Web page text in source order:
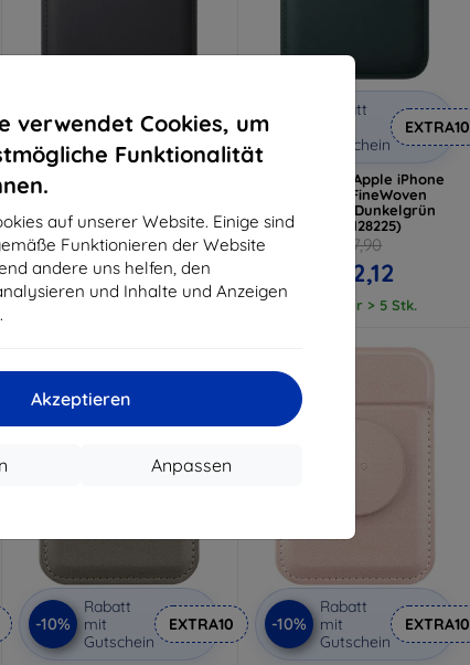
verwendet Cookies, um
Funktionalität
auf unserer Website. Einige sind
Funktionieren der Website
andere uns helfen, den
und Inhalte und Anzeigen
Akzeptieren
Anpassen
-10%
mit
Gutschein
EXTRA10
MA6W4ZM/A Apple iPhone
beschädigte Verpackung
(57983132460)
€ 56,90
€ 51,22
Auf Lager > 5 Stk.
Rabatt
Gutschein
EXTRA10
MA6Y4ZM/A Apple iPhone
MagSafe FineWoven
Geldbörse, Dunkelgrün
(57983128225)
€ 57,90
€ 52,12
Auf Lager > 5 Stk.
-10%
-10%
Rabatt
mit
Gutschein
EXTRA10
-10%
-10%
Rabatt
mit
Gutschein
EXTRA10